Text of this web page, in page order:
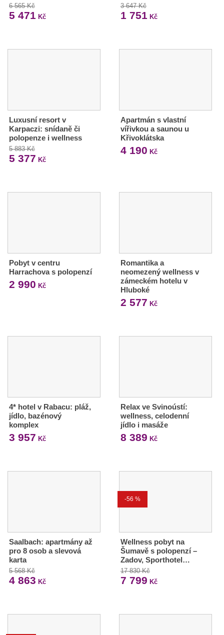
6 565 Kč
5 471 Kč
3 647 Kč
1 751 Kč
Luxusní resort v
Karpaczi: snídaně či
polopenze i wellness
5 883 Kč
5 377 Kč
Apartmán s vlastní
vířivkou a saunou u
Křivoklátska
4 190 Kč
Pobyt v centru
Harrachova s polopenzí
2 990 Kč
Romantika a
neomezený wellness v
zámeckém hotelu v
Hluboké
2 577 Kč
4* hotel v Rabacu: pláž,
jídlo, bazénový
komplex
3 957 Kč
Relax ve Svinoústí:
wellness, celodenní
jídlo i masáže
8 389 Kč
Saalbach: apartmány až
pro 8 osob a slevová
karta
5 568 Kč
4 863 Kč
-56 %
Wellness pobyt na
Šumavě s polopenzí –
Zadov, Sporthotel…
17 830 Kč
7 799 Kč